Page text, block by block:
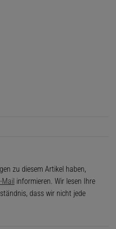
zu diesem Artikel haben,
Mail informieren. Wir lesen Ihre
dass wir nicht jede